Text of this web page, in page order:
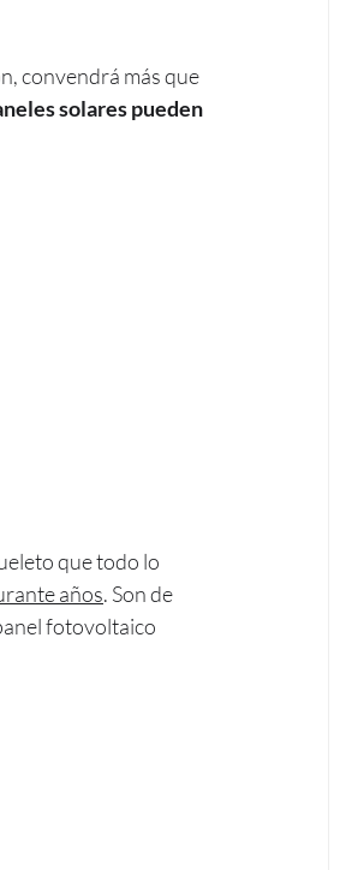
convendrá más que
solares pueden
que todo lo
años. Son de
fotovoltaico